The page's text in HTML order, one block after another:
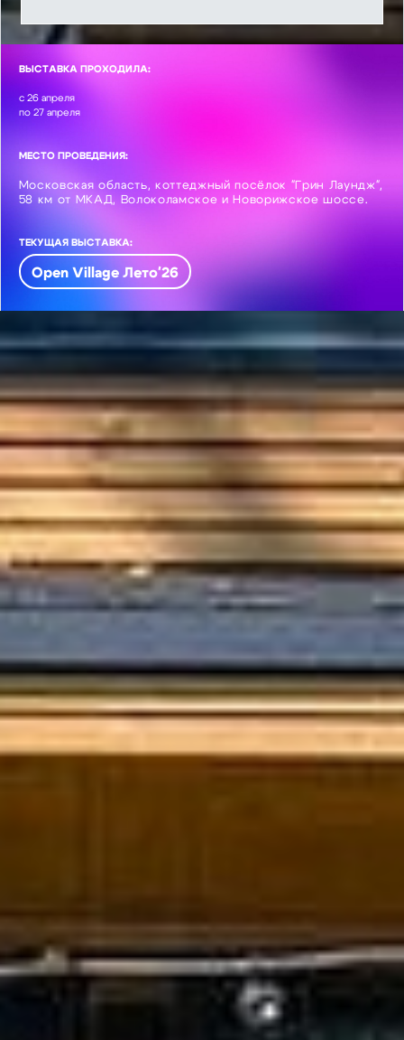
ВЫСТАВКА ПРОХОДИЛА:
с 26апреля
по 27апреля
МЕСТО ПРОВЕДЕНИЯ:
Московская область, коттеджный посёлок "Грин Лаундж",
58 км от МКАД, Волоколамское и Новорижское шоссе.
ТЕКУЩАЯ ВЫСТАВКА:
Open Village Лето'26